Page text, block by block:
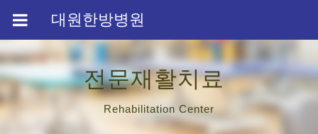
대원한방병원
전문재활치료
Rehabilitation Center